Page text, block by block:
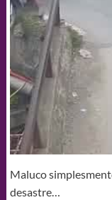
Maluco
desastre…